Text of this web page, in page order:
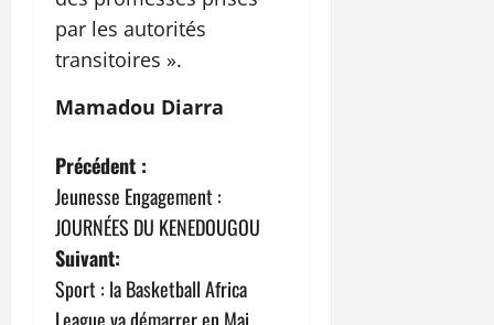
par les autorités
transitoires ».
Mamadou Diarra
N
a
v
i
Précédent :
Jeunesse Engagement :
JOURNÉES DU KENEDOUGOU
Suivant:
Sport : la Basketball Africa
League va démarrer en Mai